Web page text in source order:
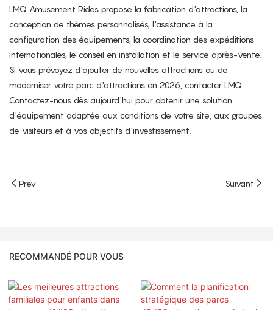
LMQ Amusement Rides propose la fabrication d'attractions, la
conception de thèmes personnalisés, l'assistance à la
configuration des équipements, la coordination des expéditions
internationales, le conseil en installation et le service après-vente.
Si vous prévoyez d'ajouter de nouvelles attractions ou de
moderniser votre parc d'attractions en 2026, contacter LMQ
Contactez-nous dès aujourd'hui pour obtenir une solution
d'équipement adaptée aux conditions de votre site, aux groupes
de visiteurs et à vos objectifs d'investissement.
Prev Suivant
RECOMMANDÉ POUR VOUS